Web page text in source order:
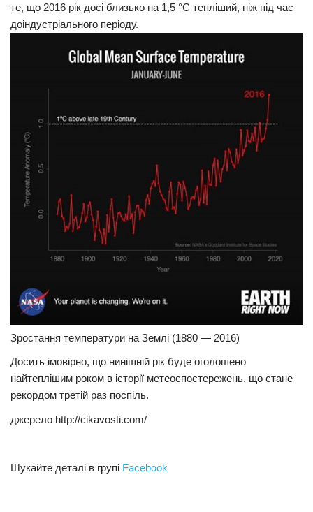
Трагедії
Суспільство
Культура
#Війна
те, що 2016 рік досі близько на 1,5 °С тепліший, ніж під час
доіндустріального періоду.
Зростання температури на Землі (1880 — 2016)
Досить імовірно, що нинішній рік буде оголошено
найтеплішим роком в історії метеоспостережень, що стане
рекордом третій раз поспіль.
джерело http://cikavosti.com/
Шукайте деталі в групі Facebook